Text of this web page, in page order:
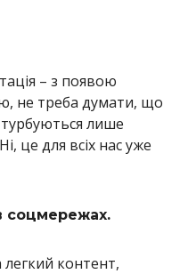
– з появою
не треба думати, що
турбуються лише
це для всіх нас уже
соцмережах.
контент,